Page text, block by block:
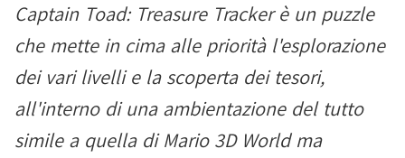
Captain Toad: Treasure Tracker è un puzzle
che mette in cima alle priorità l'esplorazione
dei vari livelli e la scoperta dei tesori,
all'interno di una ambientazione del tutto
simile a quella di Mario 3D World ma